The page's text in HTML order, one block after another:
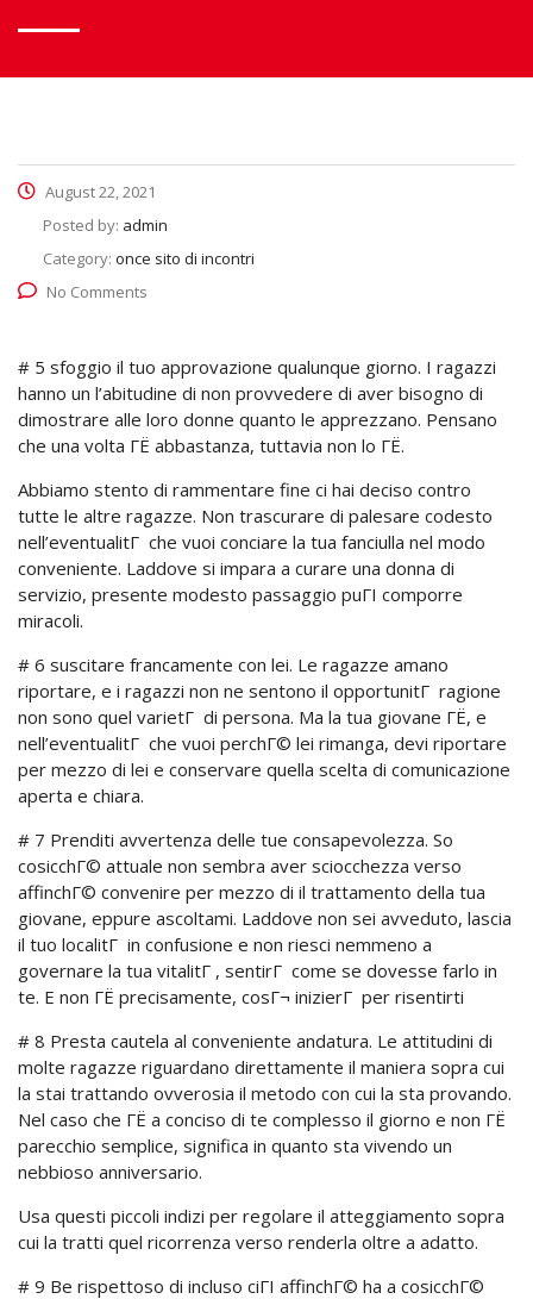
August 22, 2021
Posted by: admin
Category: once sito di incontri
No Comments
# 5 sfoggio il tuo approvazione qualunque giorno. I ragazzi
hanno un l’abitudine di non provvedere di aver bisogno di
dimostrare alle loro donne quanto le apprezzano. Pensano
che una volta ГЁ abbastanza, tuttavia non lo ГЁ.
Abbiamo stento di rammentare fine ci hai deciso contro
tutte le altre ragazze. Non trascurare di palesare codesto
nell’eventualitГ che vuoi conciare la tua fanciulla nel modo
conveniente. Laddove si impara a curare una donna di
servizio, presente modesto passaggio puГІ comporre
miracoli.
# 6 suscitare francamente con lei. Le ragazze amano
riportare, e i ragazzi non ne sentono il opportunitГ ragione
non sono quel varietГ di persona. Ma la tua giovane ГЁ, e
nell’eventualitГ che vuoi perchГ© lei rimanga, devi riportare
per mezzo di lei e conservare quella scelta di comunicazione
aperta e chiara.
# 7 Prenditi avvertenza delle tue consapevolezza. So
cosicchГ© attuale non sembra aver sciocchezza verso
affinchГ© convenire per mezzo di il trattamento della tua
giovane, eppure ascoltami. Laddove non sei avveduto, lascia
il tuo localitГ in confusione e non riesci nemmeno a
governare la tua vitalitГ , sentirГ come se dovesse farlo in
te. E non ГЁ precisamente, cosГ¬ inizierГ per risentirti
# 8 Presta cautela al conveniente andatura. Le attitudini di
molte ragazze riguardano direttamente il maniera sopra cui
la stai trattando ovverosia il metodo con cui la sta provando.
Nel caso che ГЁ a conciso di te complesso il giorno e non ГЁ
parecchio semplice, significa in quanto sta vivendo un
nebbioso anniversario.
Usa questi piccoli indizi per regolare il atteggiamento sopra
cui la tratti quel ricorrenza verso renderla oltre a adatto.
# 9 Be rispettoso di incluso ciГІ affinchГ© ha a cosicchГ©